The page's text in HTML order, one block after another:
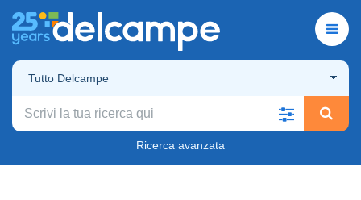
Tutto Delcampe
Ricerca avanzata